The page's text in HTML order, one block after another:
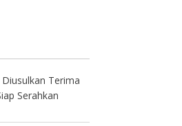
Terima
Serahkan